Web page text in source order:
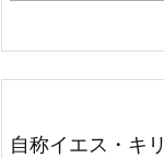
自称イエス・キ